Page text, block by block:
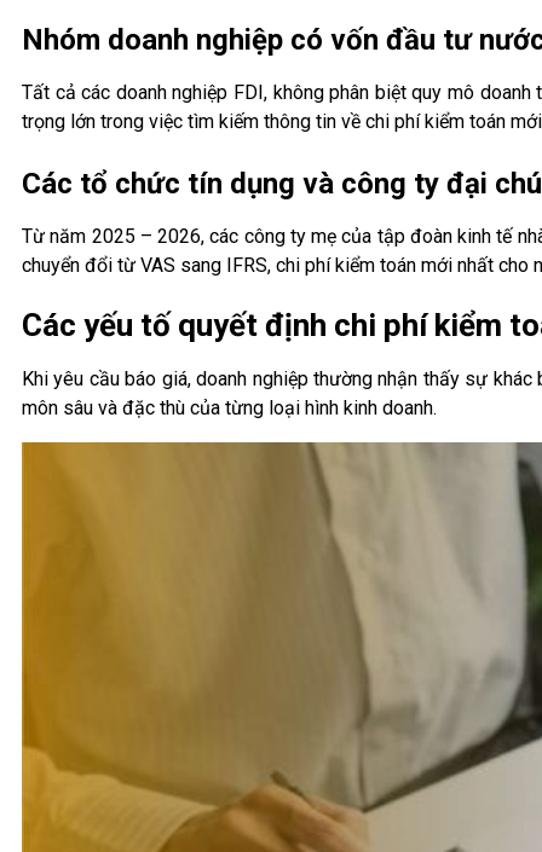
Nhóm doanh nghiệp có vốn đầu tư
Tất cả các doanh nghiệp FDI, không phân biệt quy mô
trọng lớn trong việc tìm kiếm thông tin về chi phí kiểm toán
Các tổ chức tín dụng và công ty đại
Từ năm 2025 – 2026, các công ty mẹ của tập đoàn kinh tế
chuyển đổi từ VAS sang IFRS, chi phí kiểm toán mới nhất
Các yếu tố quyết định chi phí kiểm
Khi yêu cầu báo giá, doanh nghiệp thường nhận thấy sự
môn sâu và đặc thù của từng loại hình kinh doanh.